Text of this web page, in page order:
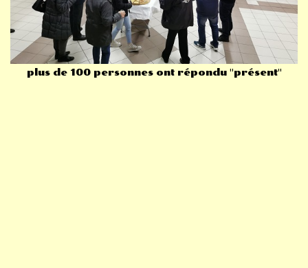
plus de 100 personnes ont répondu "présent"